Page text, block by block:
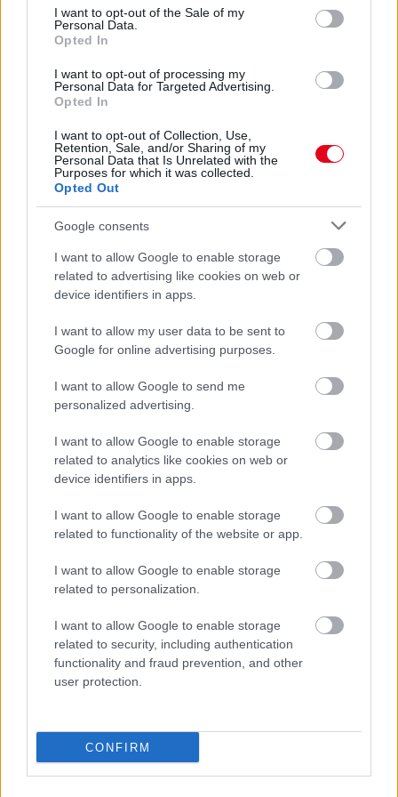
consent section.
I want to opt-out of the Sale of my
Personal Data.
Opted In
I want to opt-out of processing my
Personal Data for Targeted Advertising.
Opted In
I want to opt-out of Collection, Use,
Retention, Sale, and/or Sharing of my
Personal Data that Is Unrelated with the
Purposes for which it was collected.
Opted Out
Google consents
I want to allow Google to enable storage
related to advertising like cookies on web or
device identifiers in apps.
I want to allow my user data to be sent to
Google for online advertising purposes.
I want to allow Google to send me
personalized advertising.
I want to allow Google to enable storage
related to analytics like cookies on web or
device identifiers in apps.
I want to allow Google to enable storage
related to functionality of the website or app.
I want to allow Google to enable storage
related to personalization.
I want to allow Google to enable storage
related to security, including authentication
functionality and fraud prevention, and other
user protection.
CONFIRM
Minden nő ezt a cipőt keresi most – meglepő, melyik
régi trend tért vissza
A takarítószakértők szerint ezt a dolgot soha ne tedd